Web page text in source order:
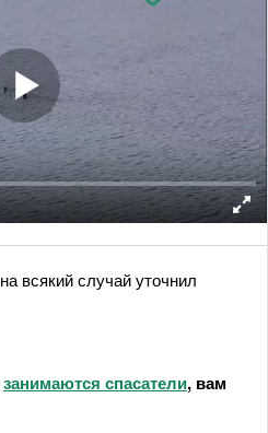
на всякий случай уточнил
занимаются спасатели, вам